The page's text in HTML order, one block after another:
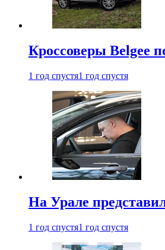
Кроссоверы Belgee
1 год спустя1 год спустя
На Урале
1 год спустя1 год спустя